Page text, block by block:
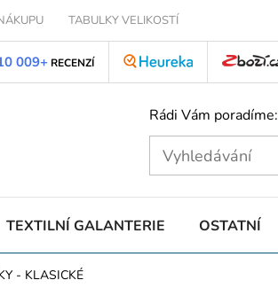
TABULKY VELIKOSTÍ
009+ RECENZÍ
Rádi Vám poradíme:
TEXTILNÍ GALANTERIE OSTATNÍ
- KLASICKÉ